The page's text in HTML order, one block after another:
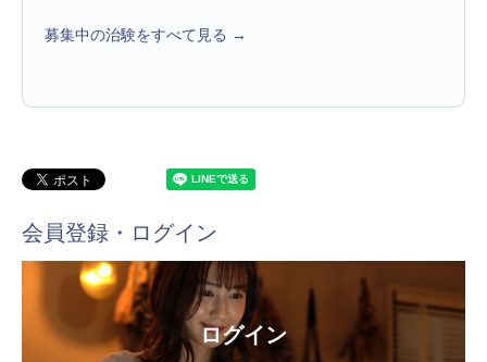
募集中の治験をすべて見る →
会員登録・ログイン
ログイン